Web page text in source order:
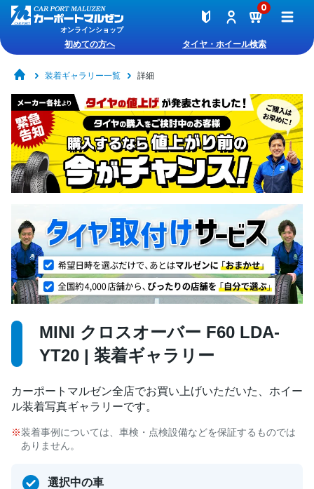
オンラインショップ
0
初めての方へ タイヤ・ホイール検索
装着ギャラリー一覧 詳細
MINI クロスオーバー F60 LDA-
YT20 | 装着ギャラリー
カーポートマルゼン全店でお買い上げいただいた、ホイー
ル装着写真ギャラリーです。
装着事例については、車検・点検設備などを保証するものでは
ありません。
選択中の車